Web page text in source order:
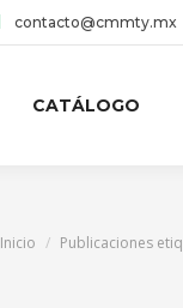
contacto@cmmty.mx
CATÁLOGO
Estás aquí:
Inicio Publicaciones